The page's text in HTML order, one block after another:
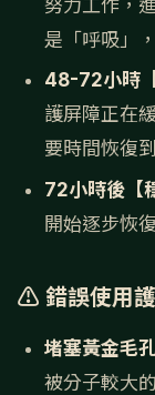
努力工作，
是「呼吸」
48-72小時
護屏障正在
要時間恢復
72小時後【
開始逐步恢
⚠️ 錯誤使用
堵塞黃金毛孔
被分子較大